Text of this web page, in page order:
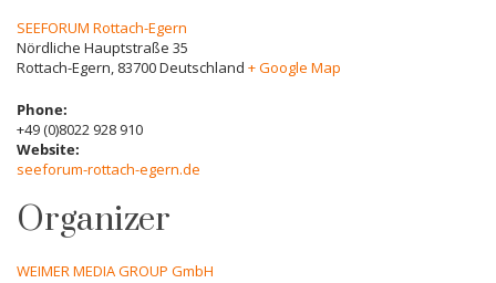
SEEFORUM Rottach-Egern
Nördliche Hauptstraße 35
Rottach-Egern, 83700Deutschland + Google Map
Phone:
+49 (0)8022 928 910
Website:
seeforum-rottach-egern.de
Organizer
WEIMER MEDIA GROUP GmbH